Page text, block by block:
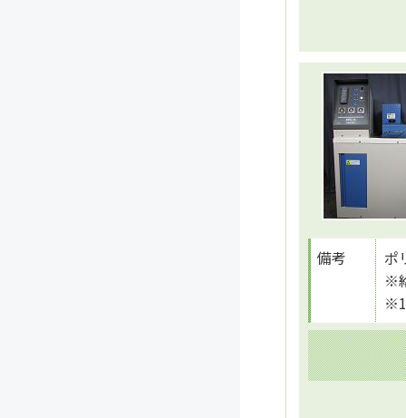
備考
ポ
※